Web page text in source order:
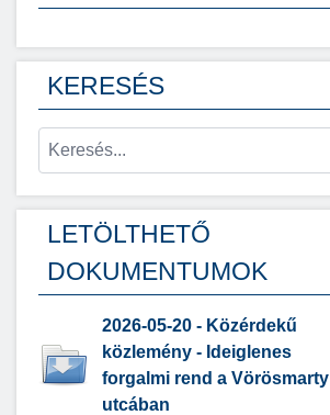
KERESÉS
LETÖLTHETŐ
DOKUMENTUMOK
2026-05-20 - Közérdekű
közlemény - Ideiglenes
forgalmi rend a Vörösmarty
utcában